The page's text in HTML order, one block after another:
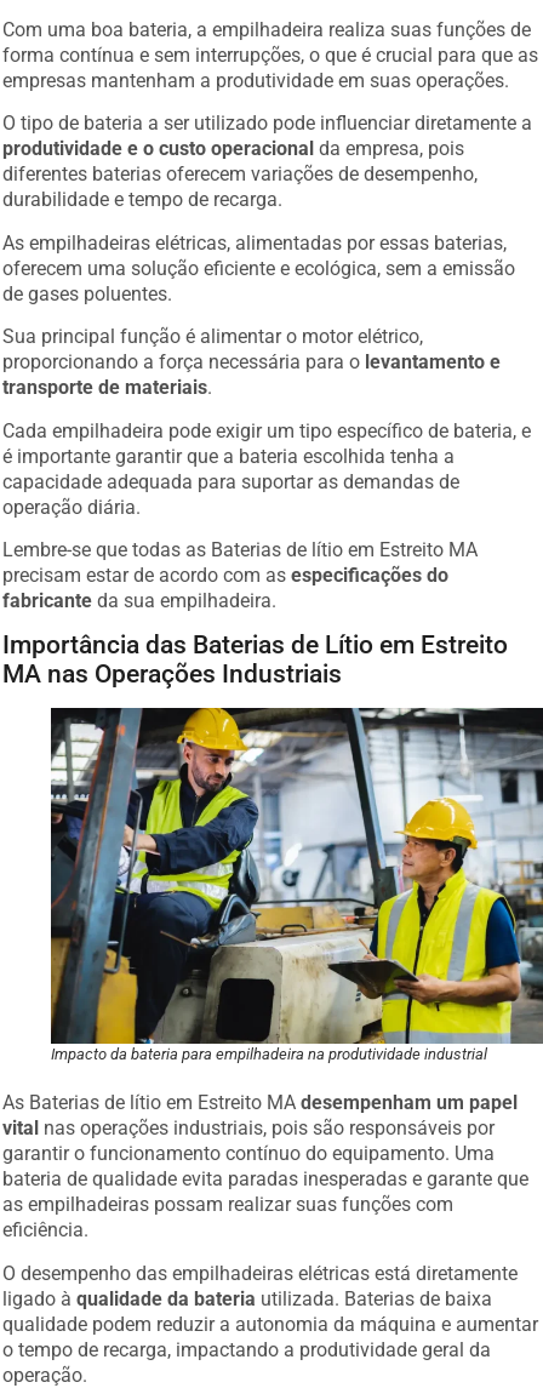
Com uma boa bateria, a empilhadeira realiza suas funções de
forma contínua e sem interrupções, o que é crucial para que as
empresas mantenham a produtividade em suas operações.
O tipo de bateria a ser utilizado pode influenciar diretamente a
produtividade e o custo operacional da empresa, pois
diferentes baterias oferecem variações de desempenho,
durabilidade e tempo de recarga.
As empilhadeiras elétricas, alimentadas por essas baterias,
oferecem uma solução eficiente e ecológica, sem a emissão
de gases poluentes.
Sua principal função é alimentar o motor elétrico,
proporcionando a força necessária para o levantamento e
transporte de materiais.
Cada empilhadeira pode exigir um tipo específico de bateria, e
é importante garantir que a bateria escolhida tenha a
capacidade adequada para suportar as demandas de
operação diária.
Lembre-se que todas as Baterias de lítio em Estreito MA
precisam estar de acordo com as especificações do
fabricante da sua empilhadeira.
Importância das Baterias de Lítio em Estreito
MA nas Operações Industriais
Impacto da bateria para empilhadeira na produtividade industrial
As Baterias de lítio em Estreito MAdesempenham um papel
vital nas operações industriais, pois são responsáveis por
garantir o funcionamento contínuo do equipamento. Uma
bateria de qualidade evita paradas inesperadas e garante que
as empilhadeiras possam realizar suas funções com
eficiência.
O desempenho das empilhadeiras elétricas está diretamente
ligado àqualidade da bateria utilizada. Baterias de baixa
qualidade podem reduzir a autonomia da máquina e aumentar
o tempo de recarga, impactando a produtividade geral da
operação.